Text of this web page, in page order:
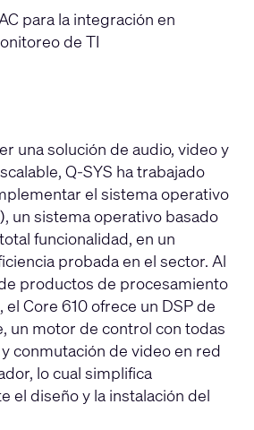
para la integración en
de TI
una solución de audio, video y
Q-SYS ha trabajado
el sistema operativo
un sistema operativo basado
funcionalidad, en un
probada en el sector. Al
productos de procesamiento
el Core 610 ofrece un DSP de
un motor de control con todas
conmutación de video en red
lo cual simplifica
el diseño y la instalación del